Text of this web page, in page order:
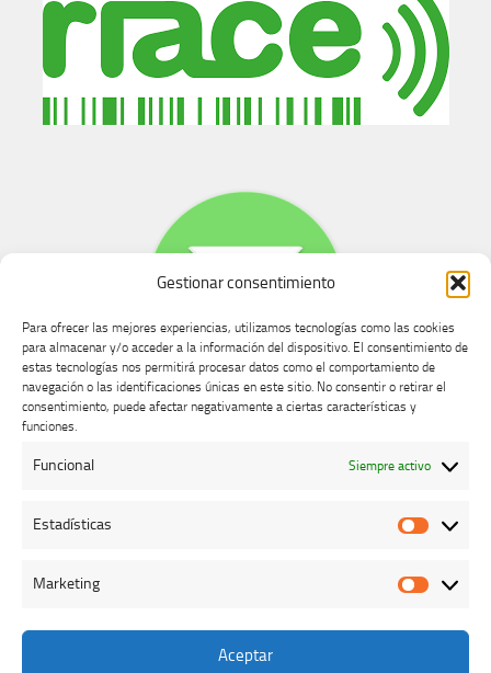
Gestionar consentimiento
Para ofrecer las mejores experiencias, utilizamos tecnologías como las cookies
para almacenar y/o acceder a la información del dispositivo. El consentimiento de
estas tecnologías nos permitirá procesar datos como el comportamiento de
navegación o las identificaciones únicas en este sitio. No consentir o retirar el
consentimiento, puede afectar negativamente a ciertas características y
funciones.
Funcional Siempre activo
Estadísticas
Marketing
Aceptar
Buzón de dudas, quejas y sugerencias
Colegio Oficial de Veterinarios de Cáceres © 2026. Todos los